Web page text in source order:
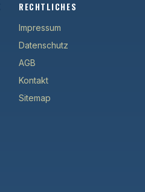
RECHTLICHES
Impressum
Datenschutz
AGB
Kontakt
Sitemap